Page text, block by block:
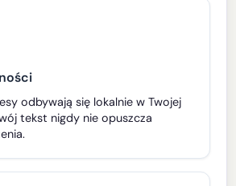
odbywają się lokalnie w Twojej
tekst nigdy nie opuszcza